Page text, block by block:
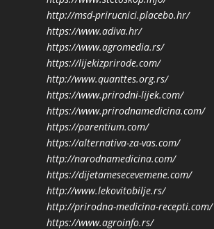
http://msd-prirucnici.placebo.hr/
https://www.adiva.hr/
https://www.agromedia.rs/
https://lijekizprirode.com/
http://www.quanttes.org.rs/
https://www.prirodni-lijek.com/
https://www.prirodnamedicina.com/
https://parentium.com/
https://alternativa-za-vas.com/
http://narodnamedicina.com/
https://dijetamesecevemene.com/
http://www.lekovitobilje.rs/
http://prirodna-medicina-recepti.com/
https://www.agroinfo.rs/